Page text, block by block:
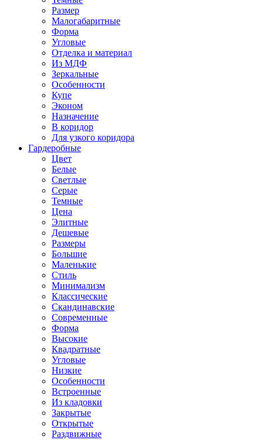
Размер
Малогабаритные
Форма
Угловые
Отделка и материал
Из МДФ
Зеркальные
Особенности
Купе
Эконом
Назначение
В коридор
Для узкого коридора
Гардеробные
Цвет
Белые
Светлые
Серые
Темные
Цена
Элитные
Дешевые
Размеры
Большие
Маленькие
Стиль
Минимализм
Классические
Скандинавские
Современные
Форма
Высокие
Квадратные
Угловые
Низкие
Особенности
Встроенные
Из кладовки
Закрытые
Открытые
Раздвижные